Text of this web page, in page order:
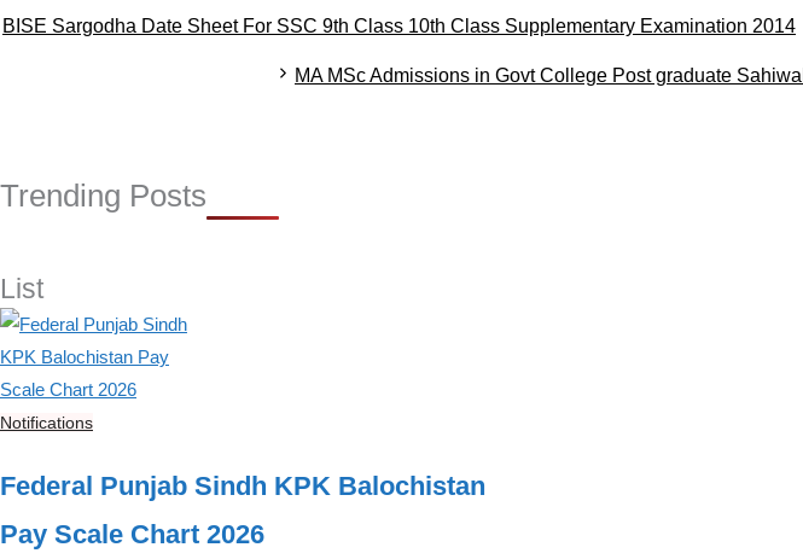
g
BISE Sargodha Date Sheet For SSC 9th Class 10th Class Supplementary Examination 2014
MA MSc Admissions in Govt College Post graduate Sahiwal
Trending Posts
List
Notifications
Federal Punjab Sindh KPK Balochistan
Pay Scale Chart 2026